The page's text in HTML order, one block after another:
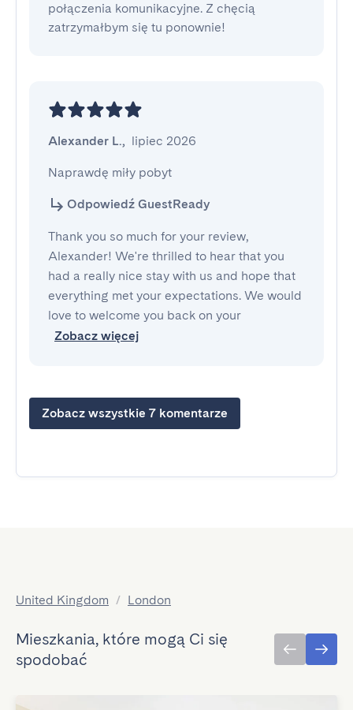
połączenia komunikacyjne. Z chęcią
zatrzymałbym się tu ponownie!
Alexander L., lipiec 2026
Naprawdę miły pobyt
Odpowiedź GuestReady
Thank you so much for your review,
Alexander! We're thrilled to hear that you
had a really nice stay with us and hope that
everything met your expectations. We would
love to welcome you back on your
Zobacz więcej
Zobacz wszystkie 7 komentarze
United Kingdom / London
Mieszkania, które mogą Ci się
spodobać